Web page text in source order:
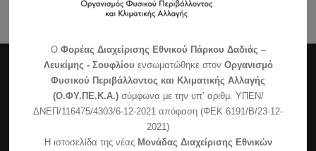
O Φορέας Διαχείρισης Εθνικού Πάρκου Δαδιάς –
Λευκίμης - Σουφλίου ενσωματώθηκε στον Οργανισμό
Φυσικού Περιβάλλοντος και Κλιματικής Αλλαγής
(Ο.ΦΥ.ΠΕ.Κ.Α.)σύμφωνα με την υπ’ αριθμ. ΥΠΕΝ/
ΔΝΕΠ/116475/4303/6-12-2021 απόφαση (ΦΕΚ 6191/Β/23-12-
2021)
Η ιστοσελίδα της νέας Μονάδας Διαχείρισης Εθνικών